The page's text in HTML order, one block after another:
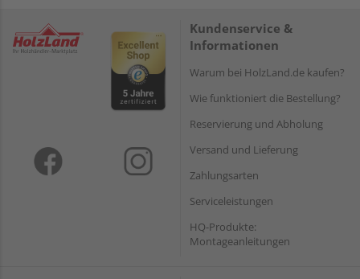
Kundenservice &
Informationen
Warum bei HolzLand.de kaufen?
Wie funktioniert die Bestellung?
Reservierung und Abholung
Versand und Lieferung
Zahlungsarten
Serviceleistungen
HQ-Produkte:
Montageanleitungen